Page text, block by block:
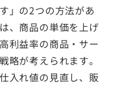
」の2つの方法があ
、商品の単価を上げ
利益率の商品・サー
略が考えられます。
入れ値の見直し、販